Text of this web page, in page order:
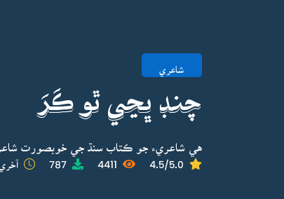
شاعري
چنڊ ڀڃي ٿو ڪَرَ
هي شاعريء جو ڪتاب سنڌ جي خوبصورت
4.5/5.0
4411
787